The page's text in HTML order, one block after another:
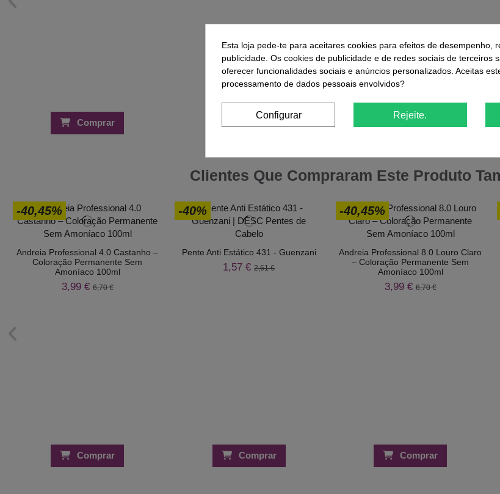
Comprar Comprar
Clientes Que Compraram Este Produto
-40,45%
Andreia Professional 4.0 Castanho –
Coloração Permanente Sem
Amoníaco 100ml
3,99 € 6,70 €
Comprar
-40%
Pente Anti Estático 431 - Guenzani
1,57 €2,61 €
Comprar
-40,45%
Andreia Professional 8.0 Louro Claro
– Coloração Permanente Sem
Amoníaco 100ml
3,99 €6,70 €
Comprar
Esta loja pede-te para aceitares cookies para efeitos de desempenho,
publicidade. Os cookies de publicidade e de redes sociais de terceiros
oferecer funcionalidades sociais e anúncios personalizados. Aceitas
processamento de dados pessoais envolvidos?
Configurar Rejeite.